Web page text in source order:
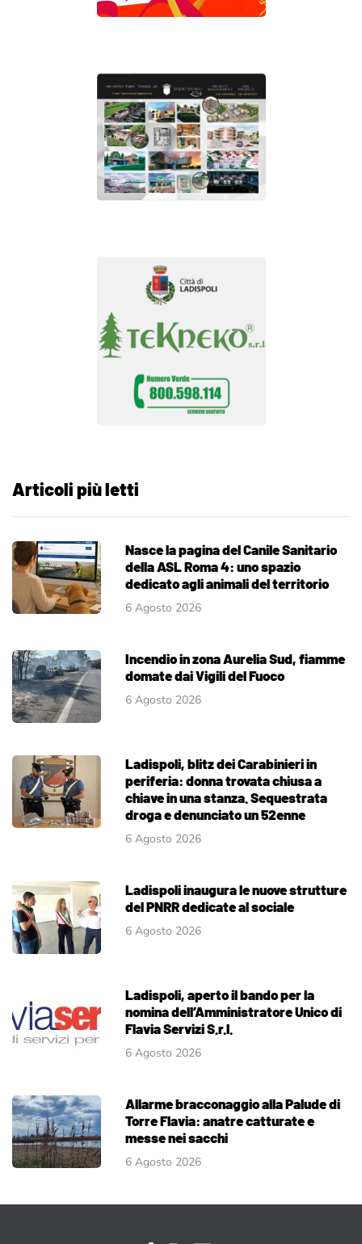
Articoli più letti
Nasce la pagina del Canile Sanitario
della ASL Roma 4: uno spazio
dedicato agli animali del territorio
6 Agosto 2026
Incendio in zona Aurelia Sud, fiamme
domate dai Vigili del Fuoco
6 Agosto 2026
Ladispoli, blitz dei Carabinieri in
periferia: donna trovata chiusa a
chiave in una stanza. Sequestrata
droga e denunciato un 52enne
6 Agosto 2026
Ladispoli inaugura le nuove strutture
del PNRR dedicate al sociale
6 Agosto 2026
Ladispoli, aperto il bando per la
nomina dell’Amministratore Unico di
Flavia Servizi S.r.l.
6 Agosto 2026
Allarme bracconaggio alla Palude di
Torre Flavia: anatre catturate e
messe nei sacchi
6 Agosto 2026